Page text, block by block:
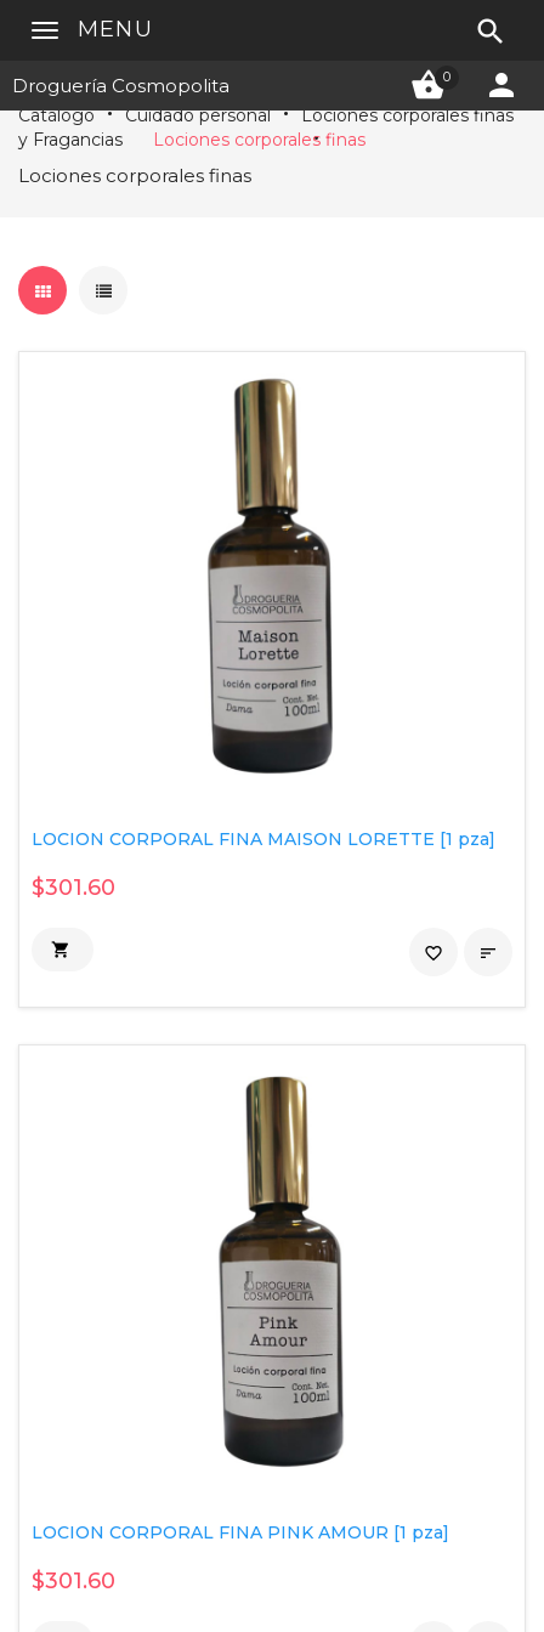
Droguería Cosmopolita 0 
MENU 
Catálogo Cuidado personal
Lociones corporales finas
y Fragancias
Lociones corporales finas
Lociones corporales finas
LOCION CORPORAL FINA MAISON LORETTE [1 pza]
$301.60
 
favorite_border
LOCION CORPORAL FINA PINK AMOUR [1 pza]
$301.60